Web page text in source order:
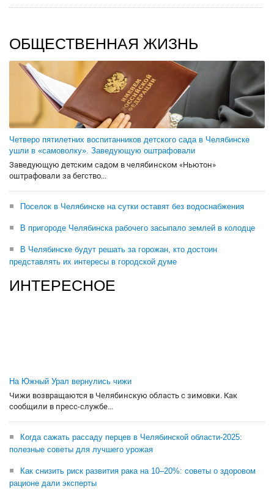
ОБЩЕСТВЕННАЯ ЖИЗНЬ
Четверо пятилетних воспитанников детского сада в Челябинске
ушли в «самоволку». Заведующую оштрафовали
Заведующую детским садом в челябинском «Ньютон»
оштрафовали за бегство...
Поселок в Челябинске на сутки оставят без водоснабжения
В пригороде Челябинска рабочего засыпало землей в колодце
В Челябинске будут решать за горожан, кто достоин
представлять их интересы в городской думе
ИНТЕРЕСНОЕ
На Южный Урал вернулись чижи
Чижи возвращаются в Челябинскую область с зимовки. Как
сообщили в пресс-службе...
Когда сажать рассаду перцев в Челябинской области-2025:
полезные советы для лучшего урожая
Как снизить риск развития рака на 10–20%: советы о здоровом
рационе дали эксперты